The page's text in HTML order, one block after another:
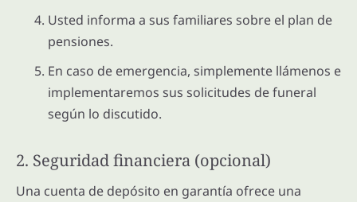
Usted informa a sus familiares sobre el plan de
pensiones.
En caso de emergencia, simplemente llámenos e
implementaremos sus solicitudes de funeral
según lo discutido.
2. Seguridad financiera (opcional)
Una cuenta de depósito en garantía ofrece una